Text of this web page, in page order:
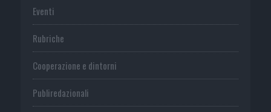
Eventi
Rubriche
Cooperazione e dintorni
Publiredazionali